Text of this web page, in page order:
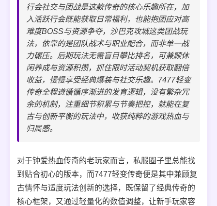
行会社交与团战是这款传奇的核心乐趣所在，加
入活跃行会既能获取日常福利，也能抱团应对高
难度BOSS与资源争夺，沙巴克攻城这类团战玩
法，依靠的是团队战术与职业配合，而非单一战
力碾压。后期玩法无需盲目攀比排名，可兼顾休
闲养成与资源积攒，抓住限时活动契机获取翻倍
收益，慢慢享受经典爆装与社交乐趣。7477轻变
传奇全程遵循循序渐进的发育逻辑，没有繁杂冗
余的机制，注重细节积累与节奏把控，就能在复
古与创新平衡的玩法中，收获纯粹的游戏热血与
归属感。
对于钟爱热血传奇的老玩家而言，私服圈子里总能找
到贴合初心的版本，而7477轻变传奇便是其中兼顾复
古情怀与适度玩法创新的选择，既保留了经典传奇的
核心框架，又通过轻量化的数值调整，让新手玩家容